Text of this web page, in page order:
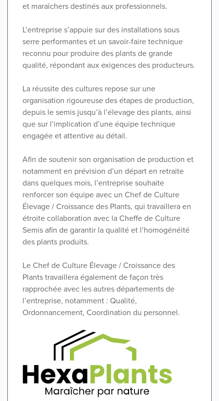
et maraîchers destinés aux professionnels.
L’entreprise s’appuie sur des installations sous
serre performantes et un savoir-faire technique
reconnu pour produire des plants de grande
qualité, répondant aux exigences des producteurs.
La réussite des cultures repose sur une
organisation rigoureuse des étapes de production,
depuis le semis jusqu’à l’élevage des plants, ainsi
que sur l’implication d’une équipe technique
engagée et attentive au détail.
Afin de soutenir son organisation de production et
notamment en prévision d’un départ en retraite
dans quelques mois, l’entreprise souhaite
renforcer son équipe avec un Chef de Culture
Élevage / Croissance des Plants, qui travaillera en
étroite collaboration avec la Cheffe de Culture
Semis afin de garantir la qualité et l’homogénéité
des plants produits.
Le Chef de Culture Élevage / Croissance des
Plants travaillera également de façon très
rapprochée avec les autres départements de
l’entreprise, notamment : Qualité,
Ordonnancement, Coordination du personnel.